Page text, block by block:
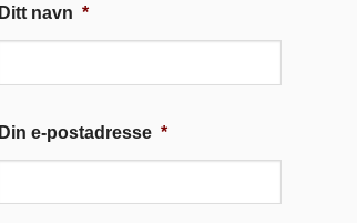
Ditt navn *
Din e-postadresse *